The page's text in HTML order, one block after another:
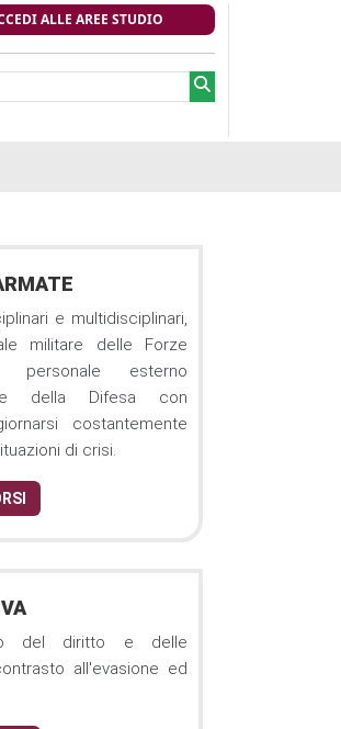
ALLE AREE STUDIO
e multidisciplinari,
militare delle Forze
esterno
della Difesa con
costantemente
di crisi.
del diritto e delle
all'evasione ed